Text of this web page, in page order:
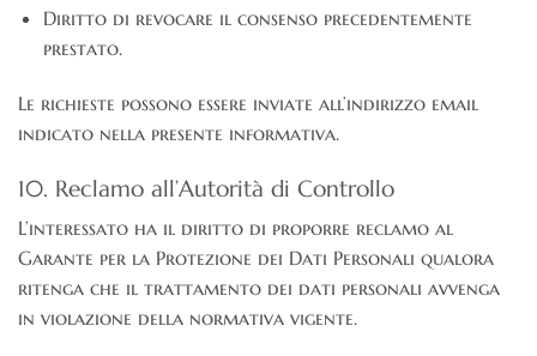
Diritto di revocare il consenso precedentemente
prestato.
Le richieste possono essere inviate all’indirizzo email
indicato nella presente informativa.
10. Reclamo all’Autorità di Controllo
L’interessato ha il diritto di proporre reclamo al
Garante per la Protezione dei Dati Personali qualora
ritenga che il trattamento dei dati personali avvenga
in violazione della normativa vigente.